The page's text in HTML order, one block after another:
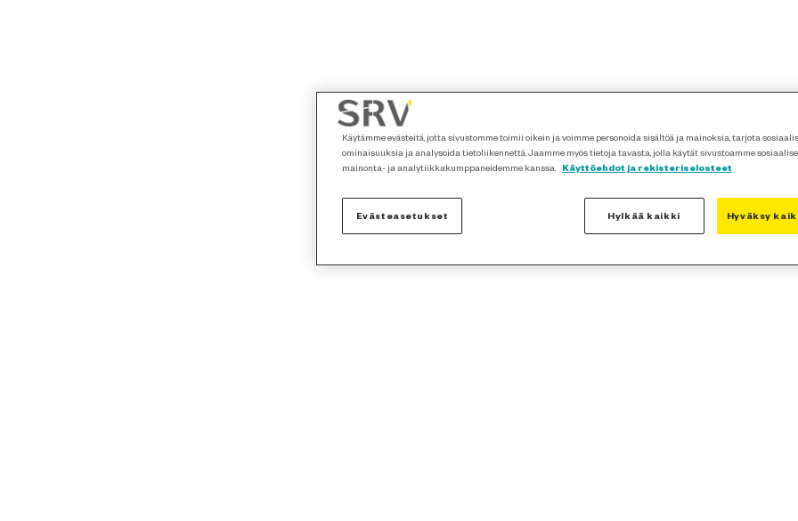
Käytämme evästeitä, jotta sivustomme toimii oikein ja voimme personoida sisältöä ja mainoksia, tarjota
ominaisuuksia ja analysoida tietoliikennettä. Jaamme myös tietoja tavasta, jolla käytät sivustoamme
mainonta- ja analytiikkakumppaneidemme kanssa.
Käyttöehdot ja rekisteriselosteet
Evästeasetukset Hylkää kaikki Hyväksy